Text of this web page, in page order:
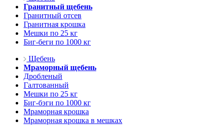
Гранитный щебень
Гранитный отсев
Гранитная крошка
Мешки по 25 кг
Биг-беги по 1000 кг
Щебень
Мраморный щебень
Дробленый
Галтованный
Мешки по 25 кг
Биг-бэги по 1000 кг
Мраморная крошка
Мраморная крошка в мешках